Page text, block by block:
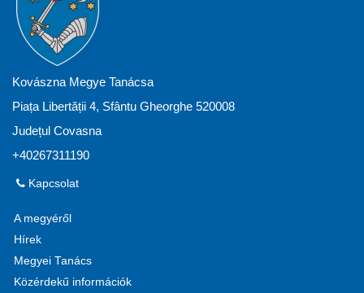
Kovászna Megye Tanácsa
Piața Libertății 4, Sfântu Gheorghe 520008
Județul Covasna
+40267311190
Kapcsolat
A megyéről
Hírek
Megyei Tanács
Közérdekű információk